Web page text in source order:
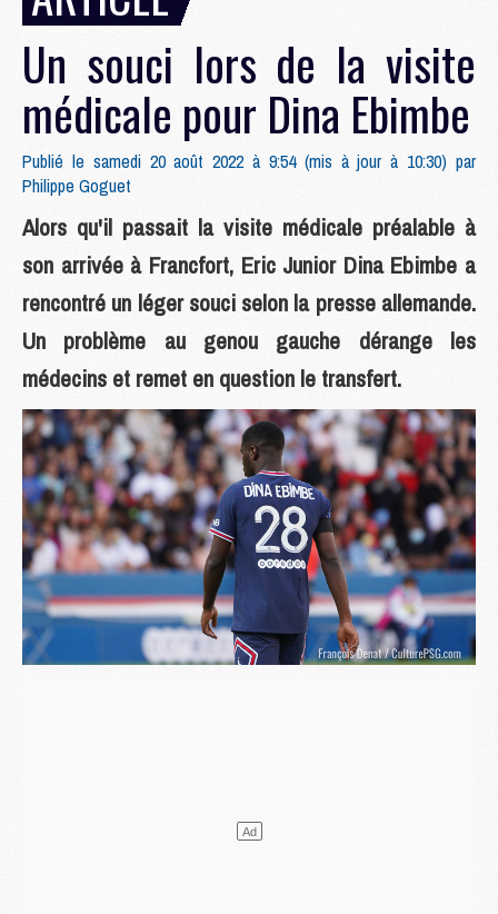
Un souci lors de la visite
médicale pour Dina Ebimbe
Publié le samedi 20 août 2022 à 9:54 (mis à jour à 10:30) par
Philippe Goguet
Alors qu'il passait la visite médicale préalable à
son arrivée à Francfort, Eric Junior Dina Ebimbe a
rencontré un léger souci selon la presse allemande.
Un problème au genou gauche dérange les
médecins et remet en question le transfert.